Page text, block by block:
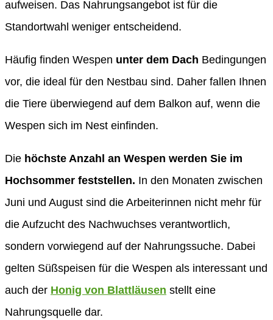
aufweisen. Das Nahrungsangebot ist für die
Standortwahl weniger entscheidend.
Häufig finden Wespen unter dem Dach Bedingungen
vor, die ideal für den Nestbau sind. Daher fallen Ihnen
die Tiere überwiegend auf dem Balkon auf, wenn die
Wespen sich im Nest einfinden.
Die höchste Anzahl an Wespen werden Sie im
Hochsommer feststellen. In den Monaten zwischen
Juni und August sind die Arbeiterinnen nicht mehr für
die Aufzucht des Nachwuchses verantwortlich,
sondern vorwiegend auf der Nahrungssuche. Dabei
gelten Süßspeisen für die Wespen als interessant und
auch der Honig von Blattläusen stellt eine
Nahrungsquelle dar.